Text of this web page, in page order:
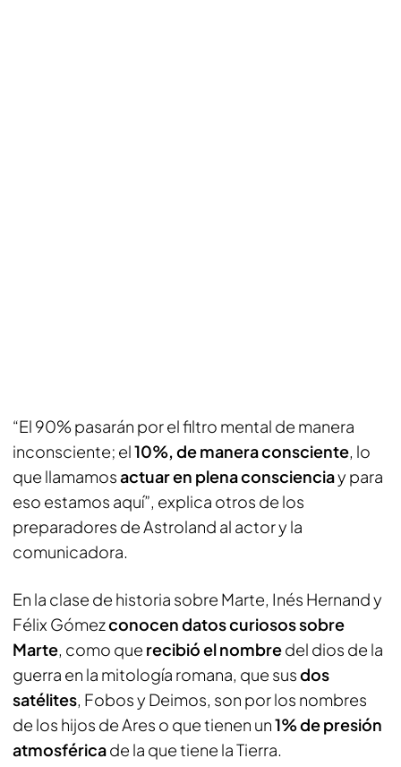
“El 90% pasarán por el filtro mental de manera
inconsciente; el10%, de manera consciente, lo
que llamamosactuar en plena conscienciay para
eso estamos aquí”, explica otros de los
preparadores de Astroland al actor y la
comunicadora.
En la clase de historia sobre Marte, Inés Hernand y
Félix Gómezconocen datos curiosos sobre
Marte, como que recibió el nombredel dios de la
guerra en la mitología romana, que susdos
satélites, Fobos y Deimos, son por los nombres
de los hijos de Ares o que tienen un1% de presión
atmosféricade la que tiene la Tierra.